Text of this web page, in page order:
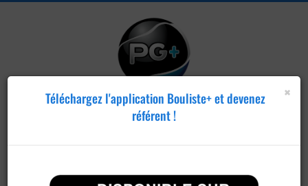
×
Téléchargez l'application Bouliste+ et devenez
référent !